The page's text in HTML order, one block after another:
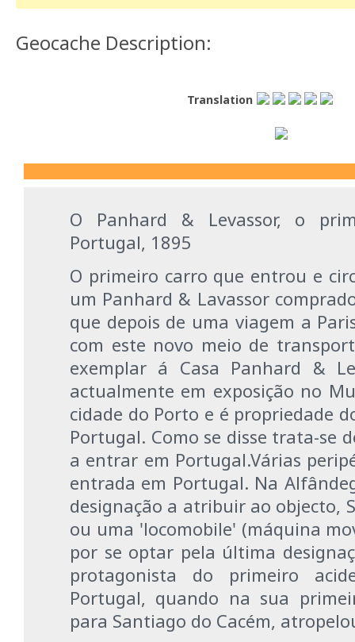
Geocache Description:
Translation
O Panhard & Levassor, o
Portugal, 1895
O primeiro carro que entrou e
um Panhard & Lavassor
que depois de uma viagem a
com este novo meio de
exemplar á Casa Panhard &
actualmente em exposição no
cidade do Porto e é propriedade
Portugal. Como se disse trata-se
a entrar em Portugal.Várias
entrada em Portugal. Na
designação a atribuir ao objecto,
ou uma 'locomobile' (máquina
por se optar pela última
protagonista do primeiro
Portugal, quando na sua
para Santiago do Cacém,